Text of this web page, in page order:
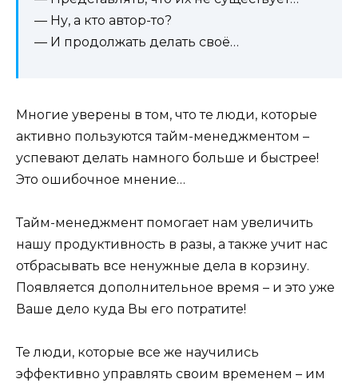
— Ну, а кто автор-то?
— И продолжать делать своё…
Многие уверены в том, что те люди, которые
активно пользуются тайм-менеджментом –
успевают делать намного больше и быстрее!
Это ошибочное мнение…
Тайм-менеджмент помогает нам увеличить
нашу продуктивность в разы, а также учит нас
отбрасывать все ненужные дела в корзину.
Появляется дополнительное время – и это уже
Ваше дело куда Вы его потратите!
Те люди, которые все же научились
эффективно управлять своим временем – им